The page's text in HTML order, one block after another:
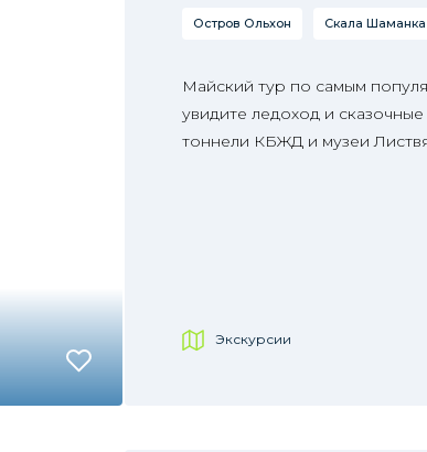
Остров Ольхон Скала
Майский тур по самым
увидите ледоход и
тоннели КБЖД и музеи
Экскурсии